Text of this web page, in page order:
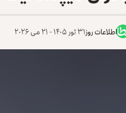
اطلاعات روز۳۱ ثور ۱۴۰۵ - ۲۱ می ۲۰۲۶